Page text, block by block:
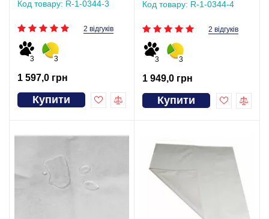
Код товару: R-1-0344-3
2 відгуків
3 3
1 597,0 грн
Купити
Код товару: R-1-0344-4
2 відгуків
3 3
1 949,0 грн
Купити